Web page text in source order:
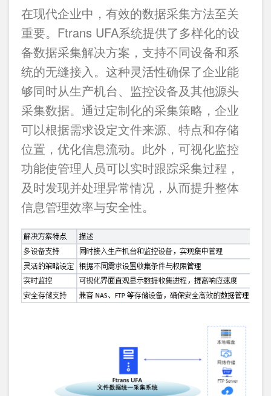
在现代企业中，有效的数据采集方法至关
重要。Ftrans UFA系统提供了多样化的设
备数据采集解决方案，支持不同设备和系
统的无缝接入。这种灵活性确保了企业能
够同时从生产机台、监控设备及其他源头
采集数据。通过定制化的采集策略，企业
可以根据需求设定文件来源、特点和存储
位置，优化信息流动。此外，可视化监控
功能使管理人员可以实时跟踪采集过程，
及时发现并处理异常情况，从而提升整体
信息管理效率与安全性。